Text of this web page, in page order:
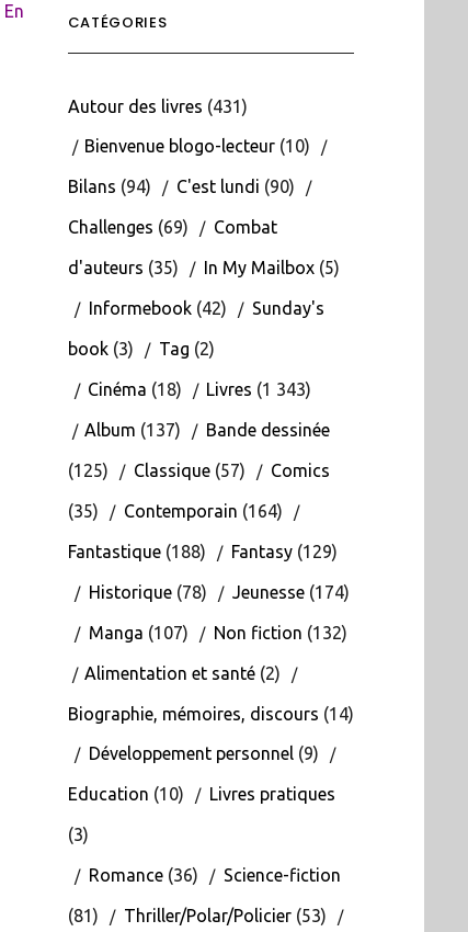
En
CATÉGORIES
Autour des livres (431)
Bienvenue blogo-lecteur(10)
Bilans (94) C'est lundi (90)
Challenges (69) Combat
d'auteurs (35) In My Mailbox(5)
Informebook(42) Sunday's
book(3) Tag (2)
Cinéma (18) Livres (1 343)
Album (137) Bande dessinée
(125) Classique(57) Comics
(35) Contemporain (164)
Fantastique(188) Fantasy(129)
Historique(78) Jeunesse(174)
Manga (107) Non fiction (132)
Alimentation et santé(2)
Biographie, mémoires, discours (14)
Développement personnel(9)
Education (10) Livres pratiques
(3)
Romance(36) Science-fiction
(81) Thriller/Polar/Policier(53)